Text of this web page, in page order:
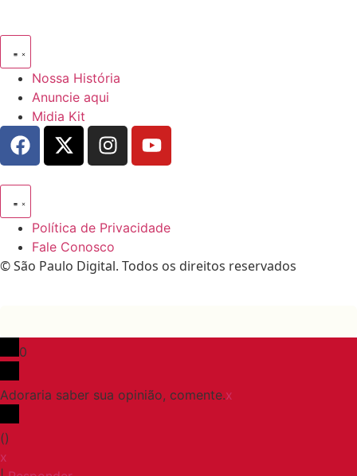
Nossa História
Anuncie aqui
Midia Kit
Política de Privacidade
Fale Conosco
© São Paulo Digital. Todos os direitos reservados
0
Adoraria saber sua opinião, comente.x
()
x